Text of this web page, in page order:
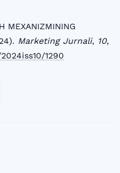
MEXANIZMINING
Marketing Jurnali, 10,
1290